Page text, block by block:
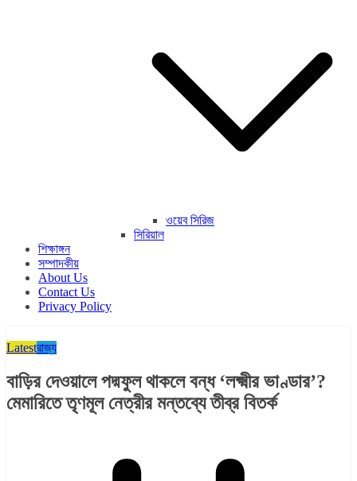
ওয়েব সিরিজ
সিরিয়াল
শিক্ষাঙ্গন
সম্পাদকীয়
About Us
Contact Us
Privacy Policy
Latestরাজ্য​
বাড়ির দেওয়ালে পদ্মফুল থাকলে বন্ধ ‘লক্ষ্মীর ভাণ্ডার’?
মেমারিতে তৃণমূল নেত্রীর মন্তব্যে তীব্র বিতর্ক